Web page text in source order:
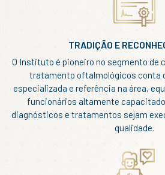
TRADIÇÃO E
O Instituto é pioneiro no segmento de
tratamento oftalmológicos conta
especializada e referência na área,
funcionários altamente
diagnósticos e tratamentos sejam
qualidade.